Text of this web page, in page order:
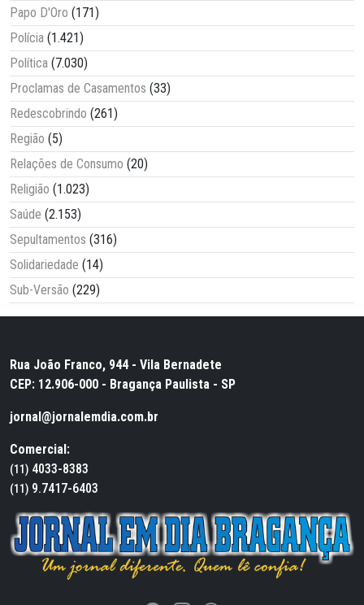
Papo D'Oro (171)
Polícia (1.421)
Política (7.030)
Proclamas de Casamentos (33)
Redescobrindo (261)
Região (5)
Relações de Consumo (20)
Religião (1.023)
Saúde (2.153)
Sepultamentos (316)
Solidariedade (14)
Sub-Versão (229)
Rua João Franco, 944 - Vila Bernadete
CEP: 12.906-000 - Bragança Paulista - SP
jornal@jornalemdia.com.br
Comercial:
(11) 4033-8383
(11) 9.7417-6403